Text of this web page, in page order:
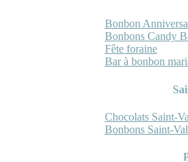
Bonbon
Bonbons Candy
Fête foraine
Bar à bonbon
Chocolats Saint-
Bonbons Saint-